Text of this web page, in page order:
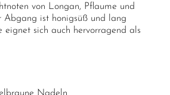
von Longan, Pflaume und
Abgang ist honigsüß und lang
eignet sich auch hervorragend als